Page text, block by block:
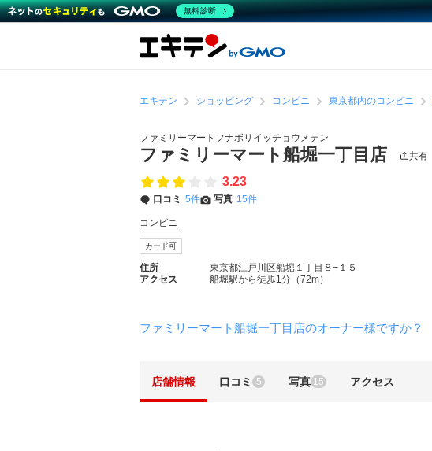
エキテン ショッピング コンビニ 東京都内のコンビニ
ファミリーマートフナボリイッチョウメテン
ファミリーマート船堀一丁目店 共有
3.23
口コミ 5件 写真 15件
コンビニ
カード可
住所
東京都江戸川区船堀１丁目８−１５
アクセス
船堀駅から徒歩1分（72m）
ファミリーマート船堀一丁目店のオーナー様ですか？
店舗情報 口コミ 5 写真 15 アクセス
無料診断